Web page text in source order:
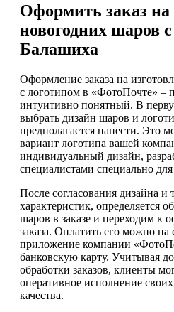
Оформить заказ на
новогодних шаров
Балашиха
Оформление заказа на
с логотипом в «ФотоПочте» –
интуитивно понятный. В
выбрать дизайн шаров и
предполагается нанести. Это
вариант логотипа вашей
индивидуальный дизайн,
специалистами специально для
После согласования дизайна и
характеристик, определяется
шаров в заказе и переходим к
заказа. Оплатить его можно на
приложение компании
банковскую карту. Учитывая
обработки заказов, клиенты
оперативное исполнение
качества.